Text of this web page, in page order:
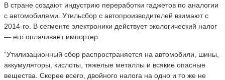
В стране создают индустрию переработки гаджетов по аналогии
с автомобилями. Утильсбор с автопроизводителей взимают с
2014-го. В сегменте электроники действует экологический налог
— его оплачивает импортер.
“Утилизационный сбор распространяется на автомобили, шины,
аккумуляторы, кислоты, тяжелые металлы и всякие опасные
вещества. Скорее всего, двойного налога на одно и то же не